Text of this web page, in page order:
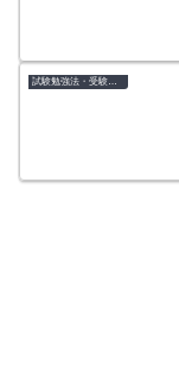
試験勉強法・受験のコツ